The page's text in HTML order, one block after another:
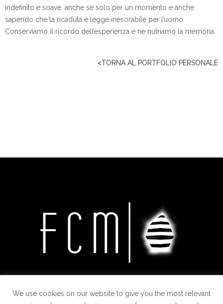
indefinito e soave, anche se solo per un momento e anche
sapendo che la ricaduta è legge inesorabile per l’uomo.
Conserviamo il ricordo dell’esperienza e ne nutriamo la memoria.
<TORNA AL PORTFOLIO PERSONALE
We use cookies on our website to give you the most relevant